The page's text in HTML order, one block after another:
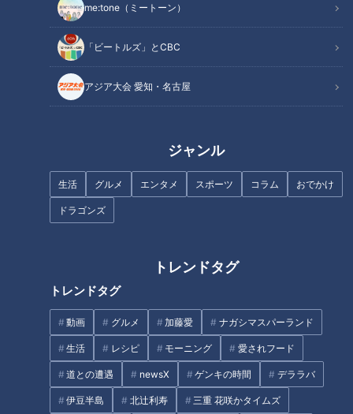
me:tone（ミートーン）
「ビートルズ」とCBC
アジア大会 愛知・名古屋
ジャンル
生活 グルメ エンタメ スポーツ コラム おでかけ
ドラゴンズ
トレンドタグ
トレンドタグ
動画 グルメ 加藤愛 ナガシマスパーランド
生活 レシピ モーニング 愛されフード
道との遭遇 newsX ゲンキの時間 デララバ
伊豆半島 北辻利寿 三重 花咲かタイムズ
「育休を取っていい？」から
「どう支える？」へ。“対話”で
つくる働きやすい職場づくりと
「オーディションは100本受け
働きやすさは制度だけでは生ま
れない。大切なのは現場の小さ
新年度前に見直したい！家計と
貯金の整え方を5STEPで解説
まるでウォータースライダー！
近鉄特急「ひのとり」展望席最
前列を初体験
名古屋の絶品チャーハン総選
挙！ 「パンチの効いたニンニク
がやみつき」 1位に輝いたのは
超有名店